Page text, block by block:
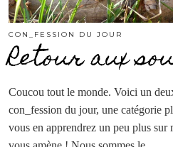
CON_FESSION DU JOUR
Retour aux
Coucou tout le monde. Voici un
con_fession du jour, une catégorie
vous en apprendrez un peu plus